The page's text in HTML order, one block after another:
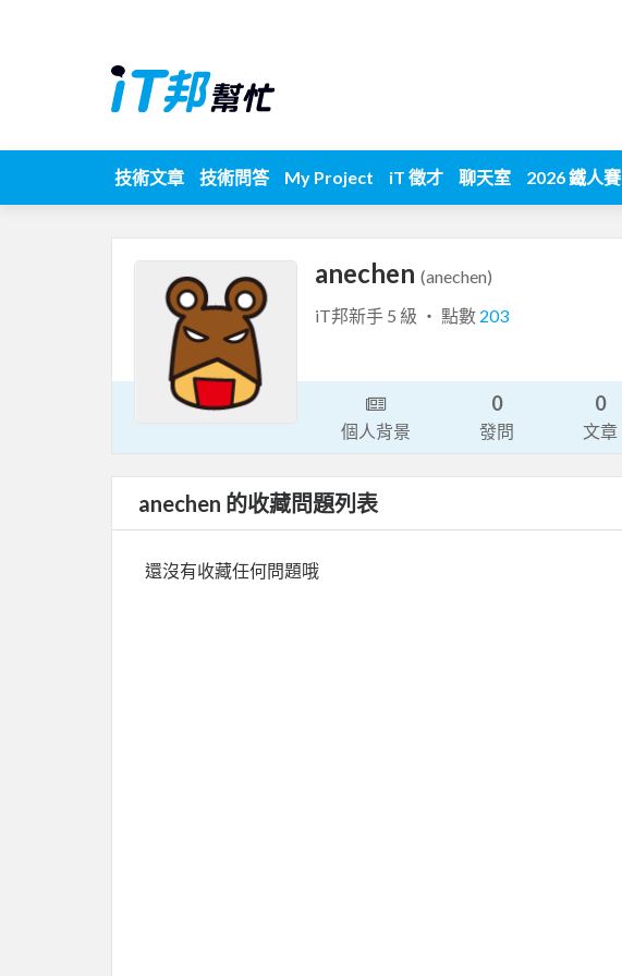
技術文章 技術問答 My Project iT 徵才 聊天室 2026 鐵人賽
anechen (anechen)
iT邦新手 5 級 ‧ 點數 203
個人背景
0
發問
0
文章
anechen 的收藏問題列表
還沒有收藏任何問題哦